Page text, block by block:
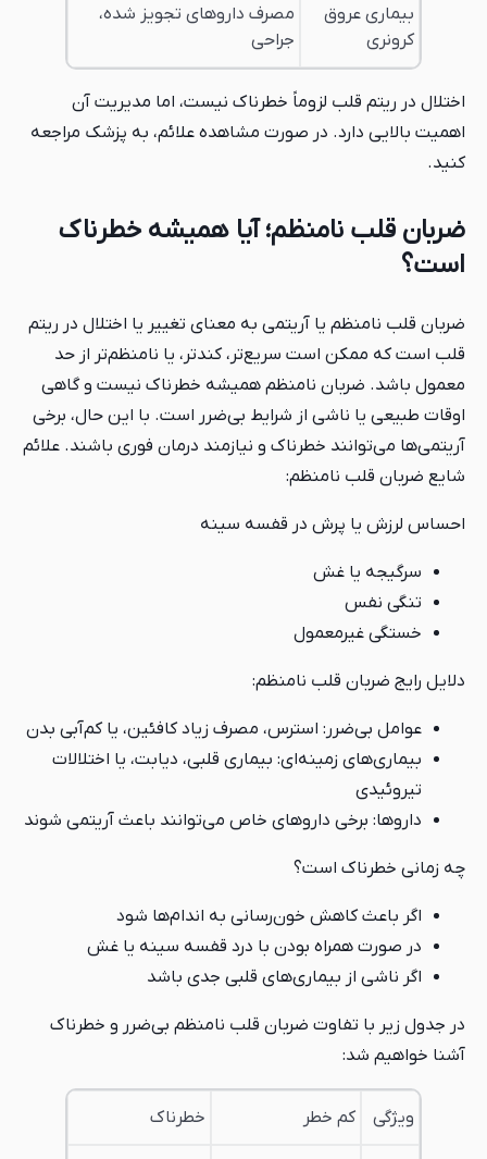
بیماری عروق
کرونری
مصرف داروهای تجویز شده،
جراحی
اختلال در ریتم قلب لزوماً خطرناک نیست، اما مدیریت آن
اهمیت بالایی دارد. در صورت مشاهده علائم، به پزشک مراجعه
کنید.
ضربان قلب نامنظم؛ آیا همیشه خطرناک
است؟
ضربان قلب نامنظم یا آریتمی به معنای تغییر یا اختلال در ریتم
قلب است که ممکن است سریع‌تر، کندتر، یا نامنظم‌تر از حد
معمول باشد. ضربان نامنظم همیشه خطرناک نیست و گاهی
اوقات طبیعی یا ناشی از شرایط بی‌ضرر است. با این حال، برخی
آریتمی‌ها می‌توانند خطرناک و نیازمند درمان فوری باشند. علائم
شایع ضربان قلب نامنظم:
احساس لرزش یا پرش در قفسه سینه
سرگیجه یا غش
تنگی نفس
خستگی غیرمعمول
دلایل رایج ضربان قلب نامنظم:
عوامل بی‌ضرر: استرس، مصرف زیاد کافئین، یا کم‌آبی بدن
بیماری‌های زمینه‌ای: بیماری قلبی، دیابت، یا اختلالات
تیروئیدی
داروها: برخی داروهای خاص می‌توانند باعث آریتمی شوند
چه زمانی خطرناک است؟
اگر باعث کاهش خون‌رسانی به اندام‌ها شود
در صورت همراه بودن با درد قفسه سینه یا غش
اگر ناشی از بیماری‌های قلبی جدی باشد
در جدول زیر با تفاوت ضربان قلب نامنظم بی‌ضرر و خطرناک
آشنا خواهیم شد:
ویژگی کم خطر خطرناک